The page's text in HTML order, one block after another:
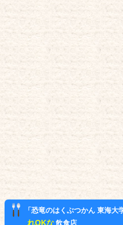
「恐竜のはくぶつかん 東海
れOKな 飲食店